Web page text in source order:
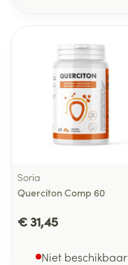
Soria
Querciton Comp 60
€ 31,45
Niet beschikbaar